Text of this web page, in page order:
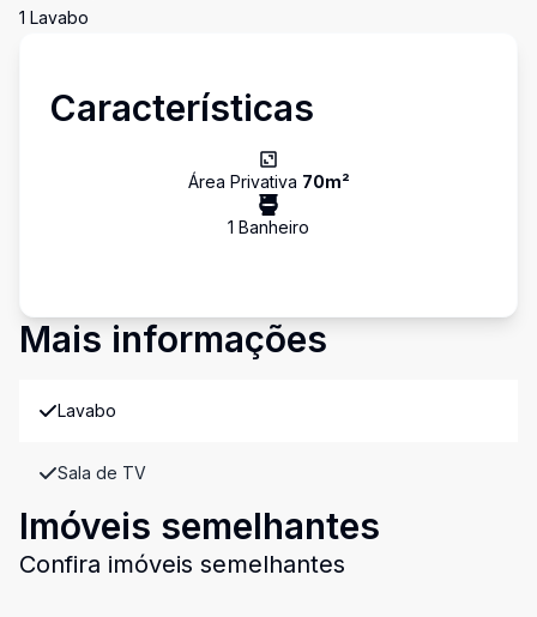
1 Lavabo
Características
Área Privativa 70m²
1 Banheiro
Mais informações
Lavabo
Sala de TV
Imóveis semelhantes
Confira imóveis semelhantes